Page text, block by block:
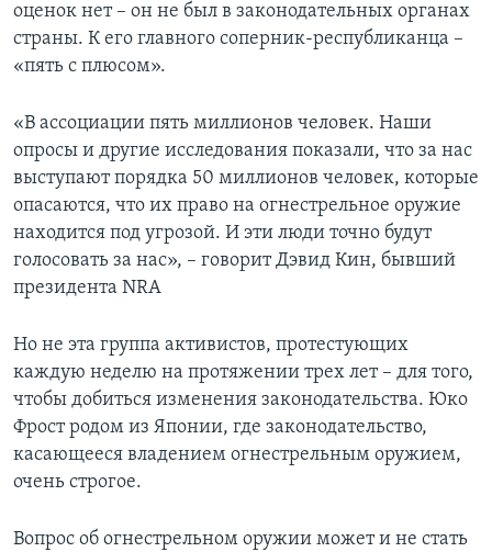
оценок нет – он не был в законодательных органах
страны. К его главного соперник-республиканца –
«пять с плюсом».
«В ассоциации пять миллионов человек. Наши
опросы и другие исследования показали, что за нас
выступают порядка 50 миллионов человек, которые
опасаются, что их право на огнестрельное оружие
находится под угрозой. И эти люди точно будут
голосовать за нас», – говорит Дэвид Кин, бывший
президента NRA
Но не эта группа активистов, протестующих
каждую неделю на протяжении трех лет – для того,
чтобы добиться изменения законодательства. Юко
Фрост родом из Японии, где законодательство,
касающееся владением огнестрельным оружием,
очень строгое.
Вопрос об огнестрельном оружии может и не стать